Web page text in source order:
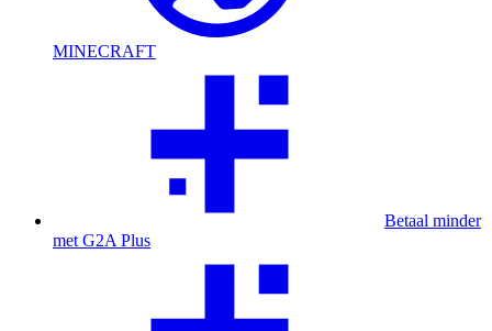
MINECRAFT
Betaal minder
met G2A Plus